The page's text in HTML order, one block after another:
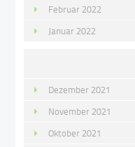
Februar 2022
Januar 2022
Dezember 2021
November 2021
Oktober 2021